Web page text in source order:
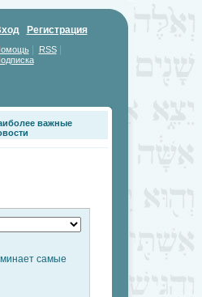
Регистрация
| RSS|
важные
самые